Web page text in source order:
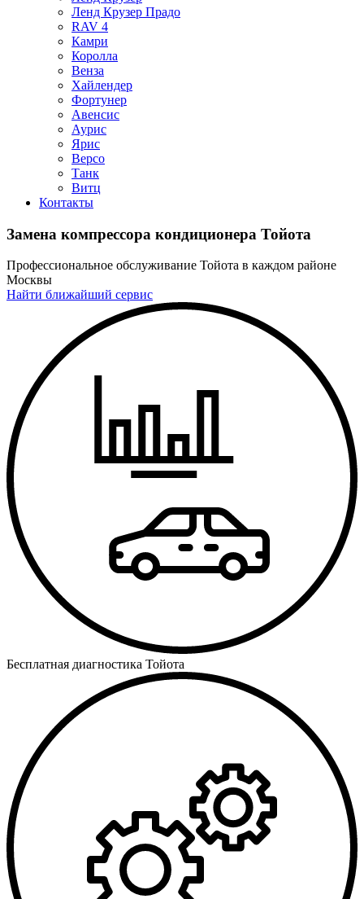
Ленд Крузер Прадо
RAV 4
Камри
Королла
Венза
Хайлендер
Фортунер
Авенсис
Аурис
Ярис
Версо
Танк
Витц
Контакты
Замена компрессора кондиционера Тойота
Профессиональное обслуживание Тойота в каждом районе
Москвы
Найти ближайший сервис
Бесплатная диагностика Тойота